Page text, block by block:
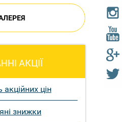
АКЦІЇ
цін
знижки